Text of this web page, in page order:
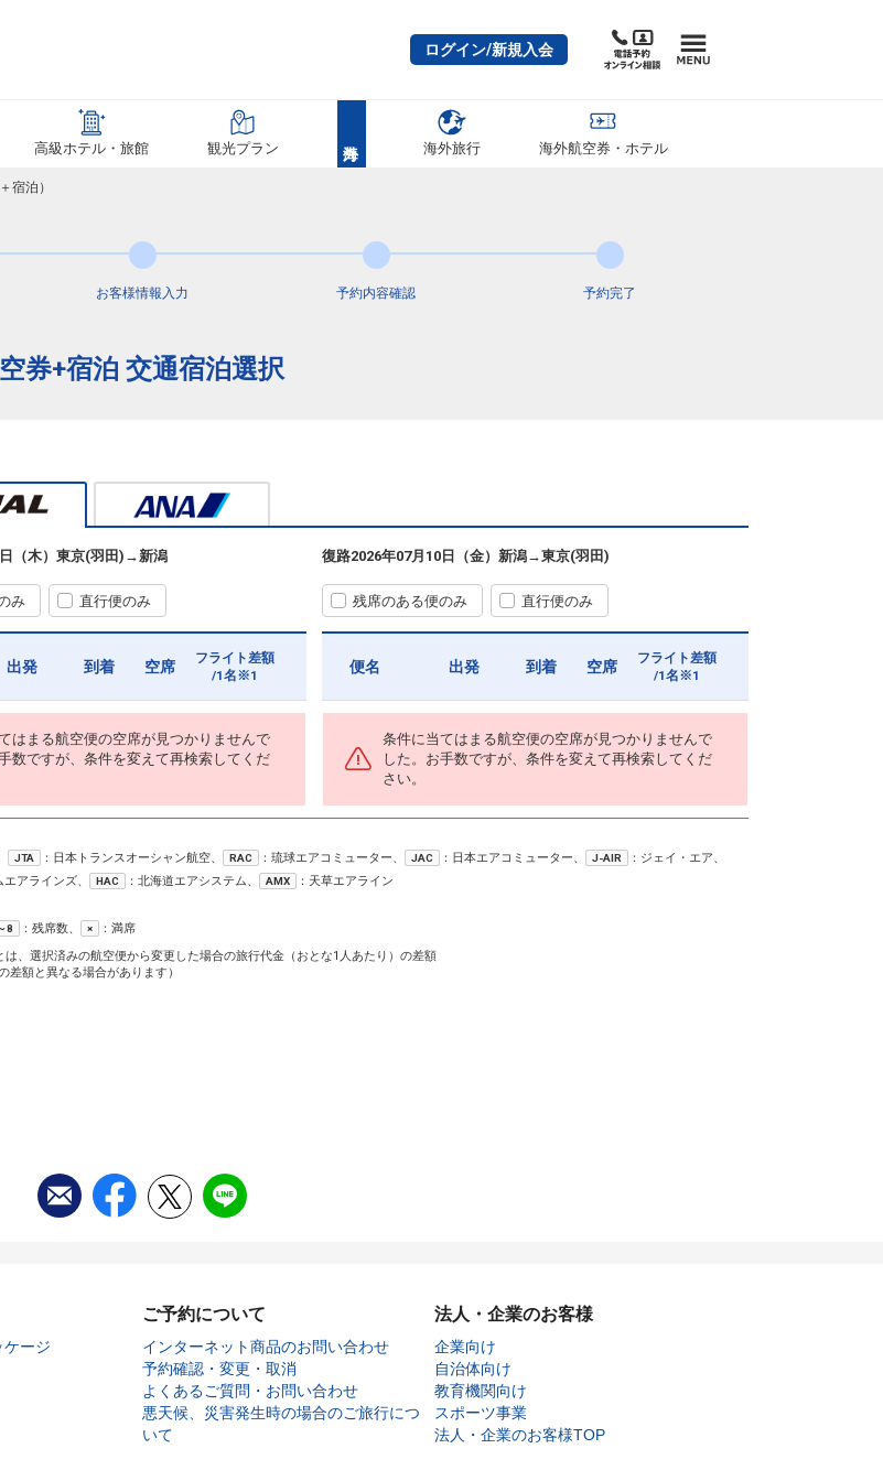
ログイン/新規入会
高級ホテル・旅館 観光プラン 海外旅行 海外航空券・ホテル
宿泊）
お客様情報 入力 予約内容確認 予約完了
券+宿泊 交通宿泊選択
（木） 東京(羽田) →新潟
み 直行便のみ
出発 到着 空席
フライト差額
/1名※1
はまる航空便の空席が見つかりませんで
数ですが、条件を変えて再検索してくだ
復路2026年07月10日（金） 新潟→東京(羽田)
残席のある便のみ 直行便のみ
便名 出発 到着 空席
フライト差額
/1名※1
条件に当てはまる航空便の空席が見つかりませんで
した。お手数ですが、条件を変えて再検索してくだ
さい。
JTA ：日本トランスオーシャン航空、 RAC ：琉球エアコミューター、 JAC ：日本エアコミューター、 J-AIR ：ジェイ・エア、
アラインズ、 HAC ：北海道エアシステム、 AMX
：天草エアライン
8 ：残席数、 ×
：満席
、選択済みの航空便から変更した場合の旅行代金（おとな1人あたり）の差額
差額と異なる場合があります）
ージ
ご予約について
インターネット商品のお問い合わせ
予約確認・変更・取消
よくあるご質問・お問い合わせ
悪天候、災害発生時の場合のご旅行につ
いて
法人・企業のお客様
企業向け
自治体向け
教育機関向け
スポーツ事業
法人・企業のお客様TOP